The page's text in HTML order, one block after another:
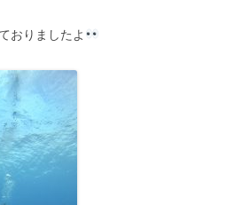
おりましたよ